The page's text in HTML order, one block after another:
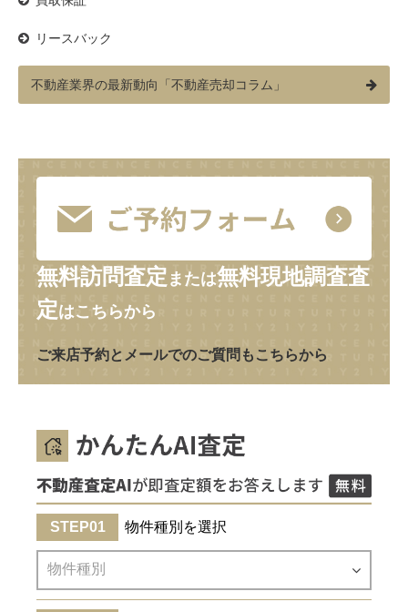
リースバック
不動産業界の最新動向「不動産売却コラム」
無料訪問査定 または無料現地調査査
定はこちらから
ご来店予約とメールでのご質問もこちらから
物件種別を選択